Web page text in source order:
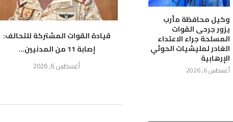
رئيس الوزراء يؤكد ان الحكومة
ستواصل توفير كل...
أغسطس 6, 2026
قيادة القوات المشتركة للتحالف:
إصابة 11 من المدنيين...
أغسطس 6, 2026
وكيل محافظة مأرب
يزور جرحى القوات
المسلحة جراء الاعتداء
الغادر لمليشيات الحوثي
الإرهابية
أغسطس 6, 2026